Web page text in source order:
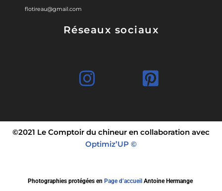
flotireau@gmail.com
Réseaux sociaux
©2021 Le Comptoir du chineur en collaboration avec
Optimiz’UP ©
Photographies protégées en Page d’accueil Antoine Hermange